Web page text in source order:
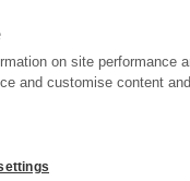
on site performance
and customise content and